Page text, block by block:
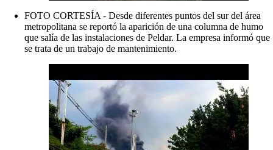
FOTO CORTESÍA - Desde diferentes puntos del sur del área
metropolitana se reportó la aparición de una columna de humo
que salía de las instalaciones de Peldar. La empresa informó que
se trata de un trabajo de mantenimiento.